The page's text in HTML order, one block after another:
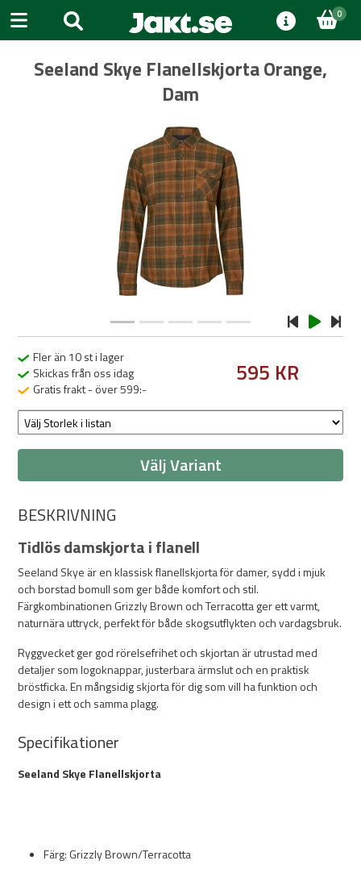
0
Seeland Skye Flanellskjorta Orange,
Dam
Fler än 10 st i lager
Skickas från oss idag
Gratis frakt - över 599:-
595 KR
Välj Variant
BESKRIVNING
Tidlös damskjorta i flanell
Seeland Skye är en klassisk flanellskjorta för damer, sydd i mjuk
och borstad bomull som ger både komfort och stil.
Färgkombinationen Grizzly Brown och Terracotta ger ett varmt,
naturnära uttryck, perfekt för både skogsutflykten och vardagsbruk.
Ryggvecket ger god rörelsefrihet och skjortan är utrustad med
detaljer som logoknappar, justerbara ärmslut och en praktisk
bröstficka. En mångsidig skjorta för dig som vill ha funktion och
design i ett och samma plagg.
Specifikationer
Seeland Skye Flanellskjorta
Färg: Grizzly Brown/Terracotta